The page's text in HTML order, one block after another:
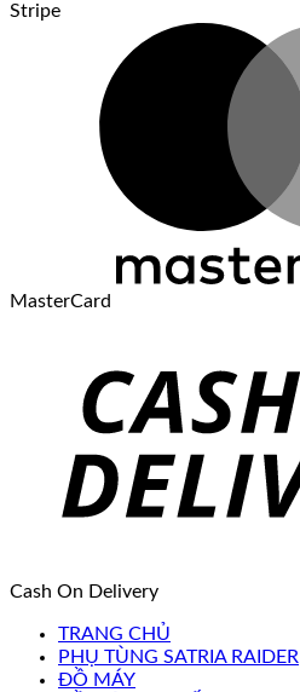
Stripe
MasterCard
Cash On Delivery
TRANG CHỦ
PHỤ TÙNG SATRIA RAIDER
ĐỒ MÁY